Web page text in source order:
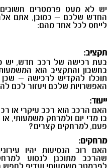
יש לא מעט פרמטרים
החדש שלכם – כמובן, אתם
לייחס לכל אחד מהם:
תקציב:
בעת רכישה של רכב חדש, יש
בחשבון והתקציב הוא
תוכלו להקדיש לרכישה –
האפשרויות שלכם ויעזור לכם
ייעוד:
האם הרכב הוא רכב עיקרי או
בו מדי יום ולמרחק משמעותי,
פעם, למרחקים קצרים?
מרחקים:
האם רוב הנסיעות יהיו
שהרכב מתוכנן לנסוע